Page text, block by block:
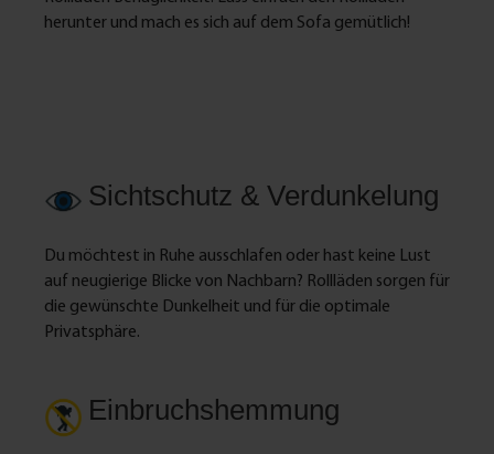
herunter und mach es sich auf dem Sofa gemütlich!
Sichtschutz & Verdunkelung
Du möchtest in Ruhe ausschlafen oder hast keine Lust
auf neugierige Blicke von Nachbarn? Rollläden sorgen für
die gewünschte Dunkelheit und für die optimale
Privatsphäre.
Einbruchshemmung